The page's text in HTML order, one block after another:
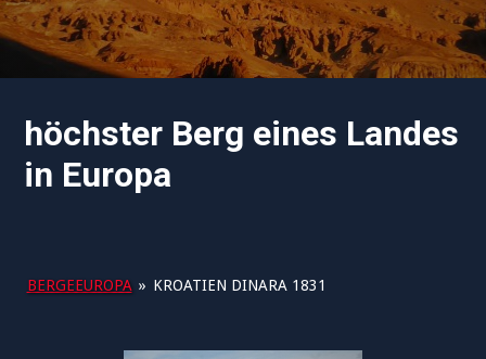
höchster Berg eines Landes
in Europa
BERGEEUROPA » KROATIEN DINARA 1831